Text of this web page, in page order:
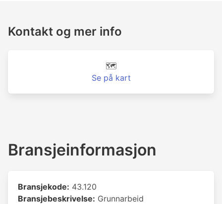
Kontakt og mer info
🗺️
Se på kart
Bransjeinformasjon
Bransjekode: 43.120
Bransjebeskrivelse: Grunnarbeid